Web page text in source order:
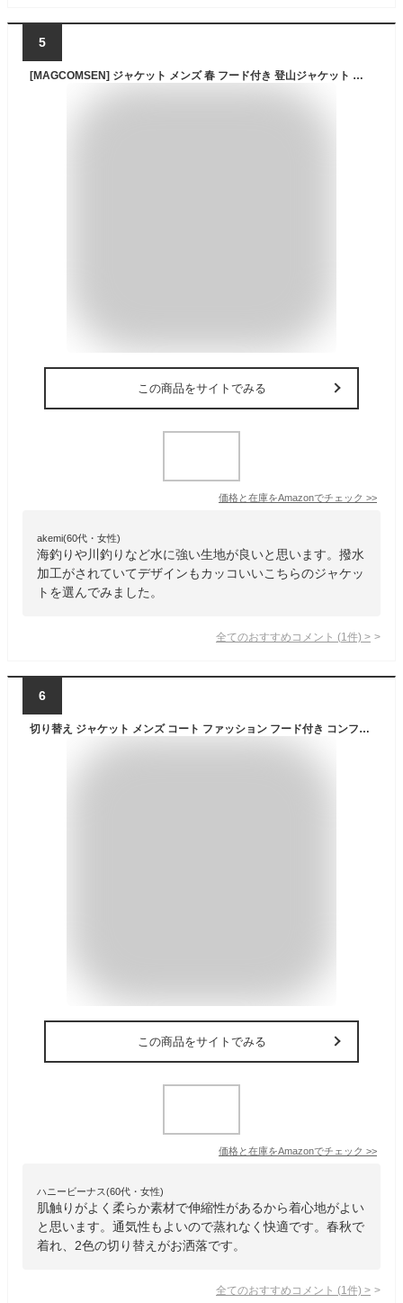
5
[MAGCOMSEN] ジャケット メンズ 春 フード付き 登山ジャケット 防寒アウター 大きいサイズ 防風 撥水パーカー 軽量 マウンテンパーカー 秋 冬 バイク 通勤 釣り 赤 レッド CN XL=日本サイズM
この商品をサイトでみる
価格と在庫をAmazonでチェック >>
akemi(60代・女性)
海釣りや川釣りなど水に強い生地が良いと思います。撥水
加工がされていてデザインもカッコいいこちらのジャケッ
トを選んでみました。
全てのおすすめコメント (1 件) >
6
切り替え ジャケット メンズ コート ファッション フード付き コンフォート プリント 個性的 学生 韓国風 フィット ジップアップ ジャンパー レギュラー 保温性 防風 寒さ対策 釣り 日常 アウトドア キャンプ ベージュ
この商品をサイトでみる
価格と在庫をAmazonでチェック >>
ハニービーナス(60代・女性)
肌触りがよく柔らか素材で伸縮性があるから着心地がよい
と思います。通気性もよいので蒸れなく快適です。春秋で
着れ、2色の切り替えがお洒落です。
全てのおすすめコメント (1 件) >